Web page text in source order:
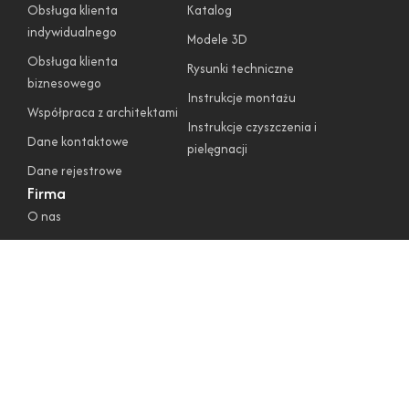
Firma
O nas
Regulamin sklepu
Obsługa klienta
indywidualnego
Obsługa klienta
biznesowego
Współpraca z architektami
Dane kontaktowe
Dane rejestrowe
Katalog
Modele 3D
Rysunki techniczne
Instrukcje montażu
Instrukcje czyszczenia i
pielęgnacji